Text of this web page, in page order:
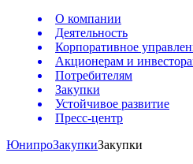
О компании
Деятельность
Корпоративное
Акционерам и
Потребителям
Закупки
Устойчивое развитие
Пресс-центр
ЮнипроЗакупкиЗакупки